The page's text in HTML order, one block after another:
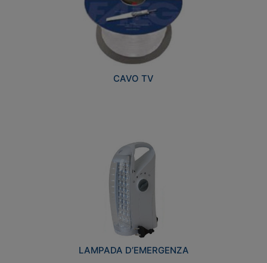
CAVO TV
LAMPADA D’EMERGENZA